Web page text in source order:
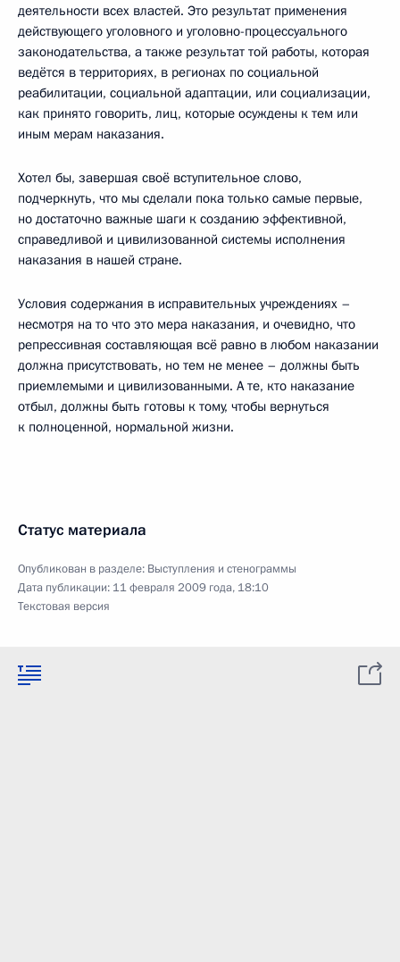
деятельности всех властей. Это результат применения
действующего уголовного и уголовно-процессуального
законодательства, а также результат той работы, которая
ведётся в территориях, в регионах по социальной
реабилитации, социальной адаптации, или социализации,
как принято говорить, лиц, которые осуждены к тем или
иным мерам наказания.
Хотел бы, завершая своё вступительное слово,
подчеркнуть, что мы сделали пока только самые первые,
но достаточно важные шаги к созданию эффективной,
справедливой и цивилизованной системы исполнения
наказания в нашей стране.
Условия содержания в исправительных учреждениях –
несмотря на то что это мера наказания, и очевидно, что
репрессивная составляющая всё равно в любом наказании
должна присутствовать, но тем не менее – должны быть
приемлемыми и цивилизованными. А те, кто наказание
отбыл, должны быть готовы к тому, чтобы вернуться
к полноценной, нормальной жизни.
Статус материала
Опубликован в разделе: Выступления и стенограммы
Дата публикации: 11 февраля 2009 года, 18:10
Текстовая версия